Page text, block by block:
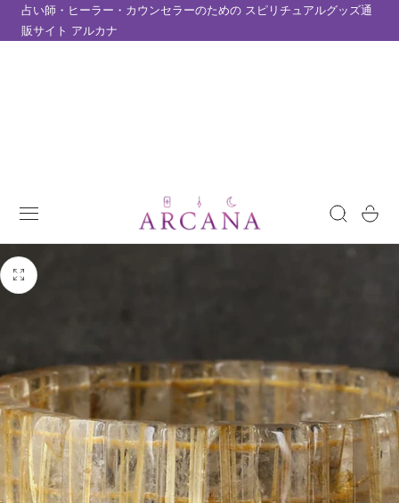
ツにスキップ
占い師・ヒーラー・カウンセラーのための スピリチュアルグッズ通
販サイト アルカナ
ー